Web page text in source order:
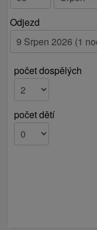
Odjezd
počet dospělých
počet dětí